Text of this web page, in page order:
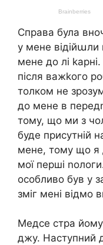
Справа була
у мене відійաли
мене до лі
після важkого
толком не
до мене в
тому, що ми з
буде присутній
мене, тому що я
мої перші
особливо був у
зміг мені відмо
Медсе стра
джу. Наступний